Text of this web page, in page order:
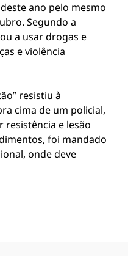
ano pelo mesmo
Segundo a
a usar drogas e
e violência
resistiu à
cima de um policial,
e lesão
foi mandado
onde deve